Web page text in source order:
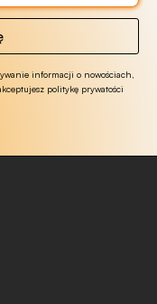
informacji o nowościach,
politykę prywatości